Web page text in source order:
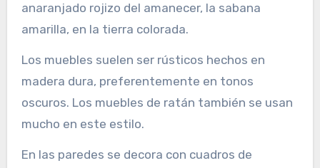
anaranjado rojizo del amanecer, la sabana
amarilla, en la tierra colorada.
Los muebles suelen ser rústicos hechos en
madera dura, preferentemente en tonos
oscuros. Los muebles de ratán también se usan
mucho en este estilo.
En las paredes se decora con cuadros de